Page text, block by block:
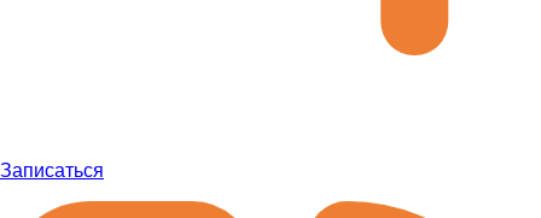
Записаться